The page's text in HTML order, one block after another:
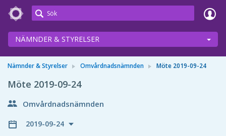
Meetings+
NÄMNDER & STYRELSER
Nämnder & Styrelser Omvårdnadsnämnden Möte 2019-09-24
Möte 2019-09-24
Omvårdnadsnämnden
2019-09-24